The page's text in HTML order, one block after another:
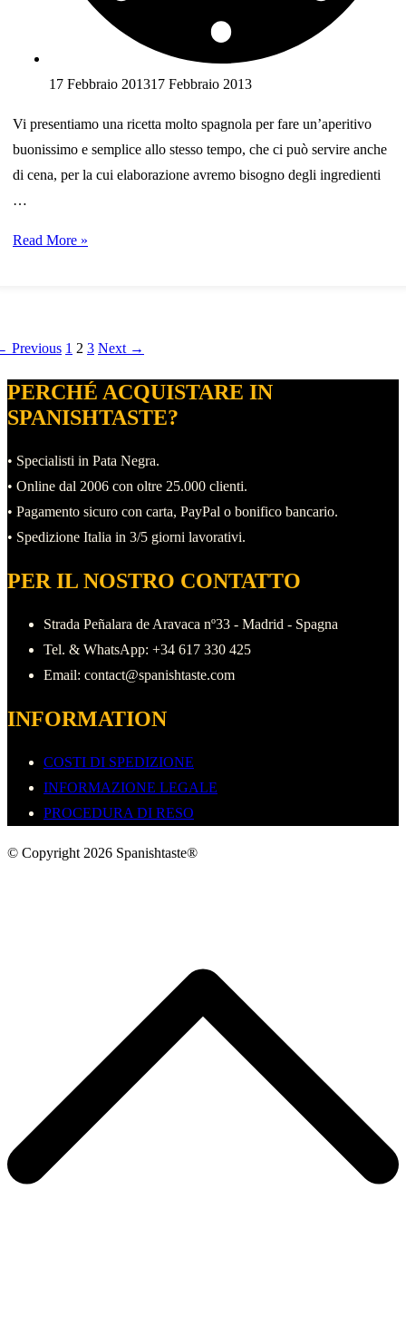
17 Febbraio 201317 Febbraio 2013
Vi presentiamo una ricetta molto spagnola per fare un’aperitivo
buonissimo e semplice allo stesso tempo, che ci può servire anche
di cena, per la cui elaborazione avremo bisogno degli ingredienti
…
Ricetta:
prosciutto
pomodoro
e
di
quaglia
Read More »
Previous Page
1 Page
2 Page
3 Next →
PERCHÉ ACQUISTARE IN
SPANISHTASTE?
• Specialisti in Pata Negra.
• Online dal 2006 con oltre 25.000 clienti.
• Pagamento sicuro con carta, PayPal o bonifico bancario.
• Spedizione Italia in 3/5 giorni lavorativi.
PER IL NOSTRO CONTATTO
Strada Peñalara de Aravaca nº33 - Madrid - Spagna
Tel. & WhatsApp: +34 617 330 425
Email: contact@spanishtaste.com
INFORMATION
COSTI DI SPEDIZIONE
INFORMAZIONE LEGALE
PROCEDURA DI RESO
© Copyright 2026 Spanishtaste®